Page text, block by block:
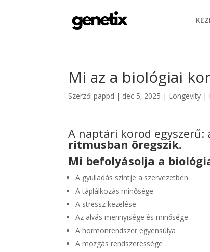
Mi az a biológiai
Szerző:pappd | dec 5, 2025 | Longevity |
A naptári korod
ritmusban öregszik.
Mi befolyásolja a
A gyulladás szintje a szervezetben
A táplálkozás minősége
A stressz kezelése
Az alvás mennyisége és minősége
A hormonrendszer egyensúlya
A mozgás rendszeressége